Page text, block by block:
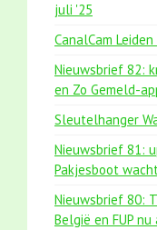
juli '25
CanalCam
Nieuwsbrief 82:
en Zo Gemeld-
Sleutelhanger
Nieuwsbrief 81:
Pakjesboot
Nieuwsbrief 80:
België en FUP